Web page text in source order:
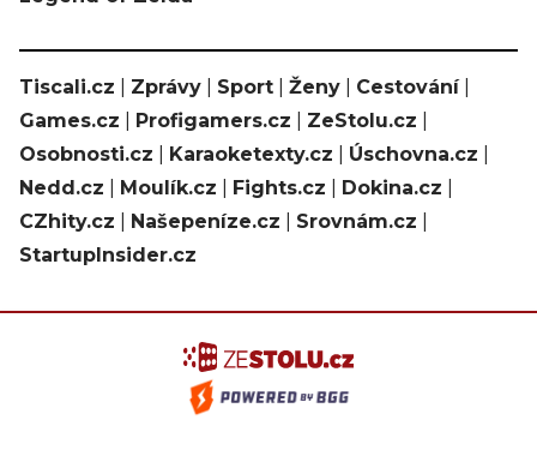
Tiscali.cz Zprávy Sport Ženy Cestování|
Games.cz
Profigamers.cz ZeStolu.cz
Osobnosti.cz
Karaoketexty.cz Úschovna.cz
Nedd.cz
Moulík.cz Fights.cz Dokina.cz
CZhity.cz
Našepeníze.cz Srovnám.cz
StartupInsider.cz